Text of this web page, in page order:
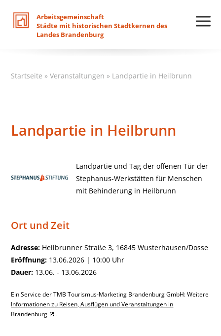
Arbeitsgemeinschaft
Städte mit historischen Stadtkernen des
Landes Brandenburg
Startseite »Veranstaltungen » Landpartie in Heilbrunn
Landpartie in Heilbrunn
Landpartie und Tag der offenen Tür der
Stephanus-Werkstätten für Menschen
mit Behinderung in Heilbrunn
Ort und Zeit
Adresse: Heilbrunner Straße 3, 16845 Wusterhausen/Dosse
Eröffnung: 13.06.2026 | 10:00 Uhr
Dauer: 13.06. - 13.06.2026
Ein Service der TMB Tourismus-Marketing Brandenburg GmbH: Weitere
Informationen zu Reisen, Ausflügen und Veranstaltungen in
Brandenburg
.